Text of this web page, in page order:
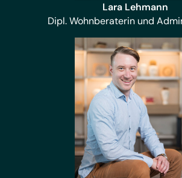
Lara Lehmann
Dipl. Wohnberaterin und